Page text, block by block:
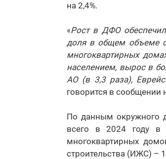
на 2,4%.
«Рост в ДФО
доля в общем объеме
многоквартирных
населением, вырос в
АО (в 3,3 раза),
говорится в сообщении
По данным окружного
всего в 2024 году в
многоквартирных
строительства (ИЖС) –